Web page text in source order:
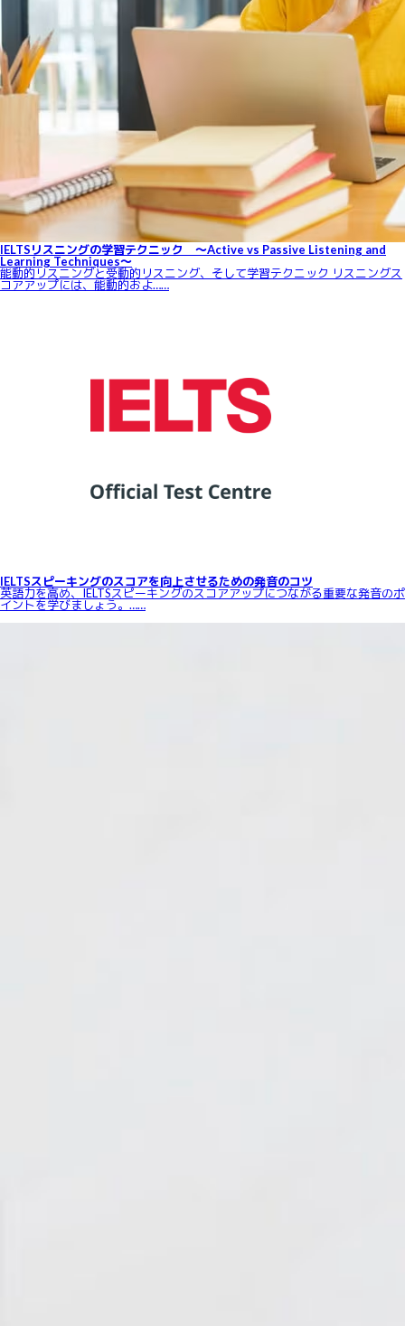
IELTSリスニングの学習テクニック ～Active vs Passive Listening and
Learning Techniques～
能動的リスニングと受動的リスニング、そして学習テクニック リスニングス
コアアップには、能動的およ……
IELTSスピーキングのスコアを向上させるための発音のコツ
英語力を高め、IELTSスピーキングのスコアアップにつながる重要な発音のポ
イントを学びましょう。……